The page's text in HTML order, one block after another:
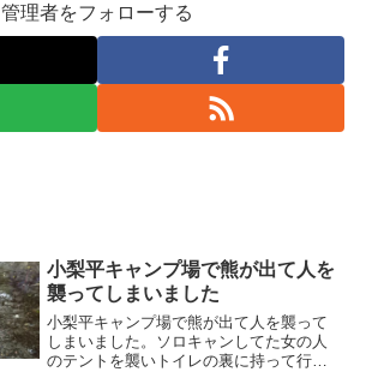
管理者をフォローする
小梨平キャンプ場で熊が出て人を
襲ってしまいました
小梨平キャンプ場で熊が出て人を襲って
しまいました。ソロキャンしてた女の人
のテントを襲いトイレの裏に持って行か